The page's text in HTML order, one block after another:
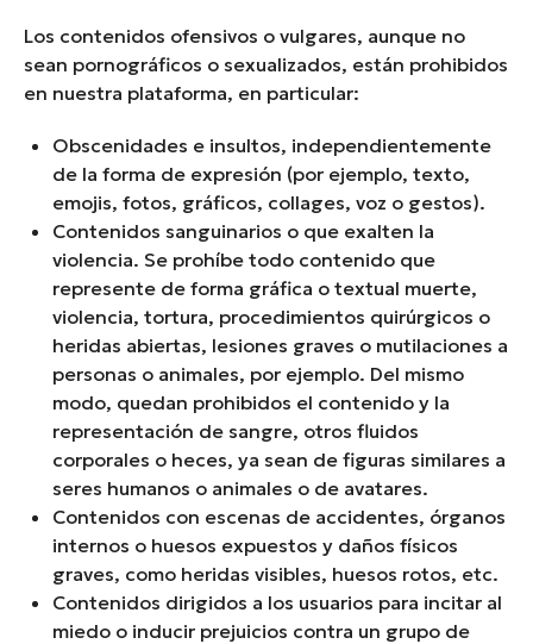
Los contenidos ofensivos o vulgares, aunque no
sean pornográficos o sexualizados, están prohibidos
en nuestra plataforma, en particular:
Obscenidades e insultos, independientemente
de la forma de expresión (por ejemplo, texto,
emojis, fotos, gráficos, collages, voz o gestos).
Contenidos sanguinarios o que exalten la
violencia. Se prohíbe todo contenido que
represente de forma gráfica o textual muerte,
violencia, tortura, procedimientos quirúrgicos o
heridas abiertas, lesiones graves o mutilaciones a
personas o animales, por ejemplo. Del mismo
modo, quedan prohibidos el contenido y la
representación de sangre, otros fluidos
corporales o heces, ya sean de figuras similares a
seres humanos o animales o de avatares.
Contenidos con escenas de accidentes, órganos
internos o huesos expuestos y daños físicos
graves, como heridas visibles, huesos rotos, etc.
Contenidos dirigidos a los usuarios para incitar al
miedo o inducir prejuicios contra un grupo de